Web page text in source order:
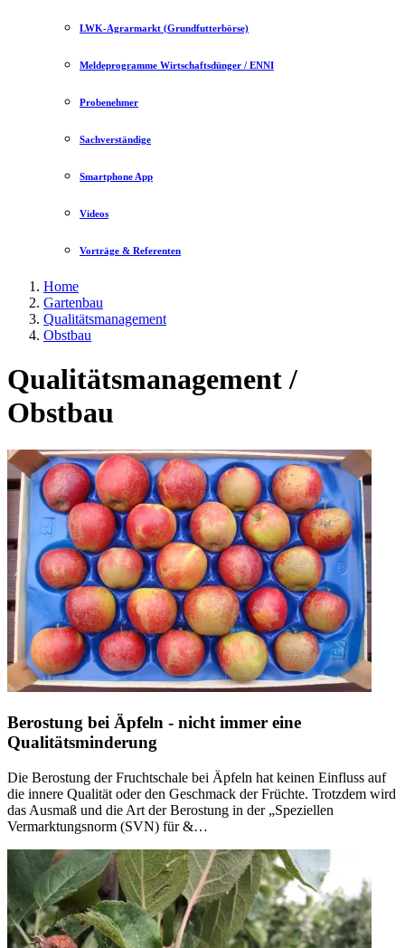
LWK-Agrarmarkt (Grundfutterbörse)
Meldeprogramme Wirtschaftsdünger / ENNI
Probenehmer
Sachverständige
Smartphone App
Videos
Vorträge & Referenten
Home
Gartenbau
Qualitätsmanagement
Obstbau
Qualitätsmanagement /
Obstbau
Berostung bei Äpfeln - nicht immer eine
Qualitätsminderung
Die Berostung der Fruchtschale bei Äpfeln hat keinen Einfluss auf
die innere Qualität oder den Geschmack der Früchte. Trotzdem wird
das Ausmaß und die Art der Berostung in der „Speziellen
Vermarktungsnorm (SVN) für &…